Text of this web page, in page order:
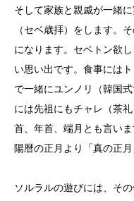
そして家族と親戚が一緒
（セベ歳拝）をします。
になります。セベトン欲
い思い出です。食事には
で一緒にユンノリ（韓国
には先祖にもチャレ（茶
首、年首、端月とも言い
陽暦の正月より「真の正月
ソルラルの遊びには、そ